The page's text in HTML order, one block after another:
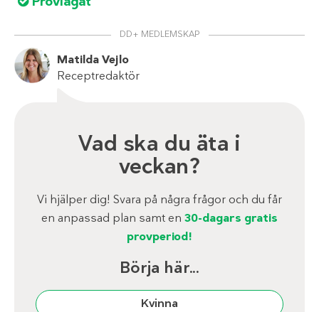
DD+ MEDLEMSKAP
Matilda Vejlo
Receptredaktör
Vad ska du äta i
veckan?
Vi hjälper dig! Svara på några frågor och du får
en anpassad plan samt en 30-dagars gratis
provperiod!
Börja här...
Kvinna